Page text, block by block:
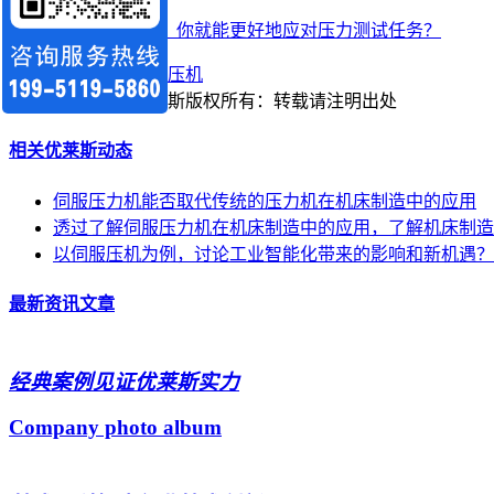
华硕
了解伺服压机，你就能更好地应对压力测试任务？
【本文标签】：伺服压机
【责任编辑】：优莱斯版权所有： 转载请注明出处
相关优莱斯动态
伺服压力机能否取代传统的压力机在机床制造中的应用
透过了解伺服压力机在机床制造中的应用，了解机床制
以伺服压机为例，讨论工业智能化带来的影响和新机遇？
最新资讯文章
经典案例见证优莱斯实力
Company photo album